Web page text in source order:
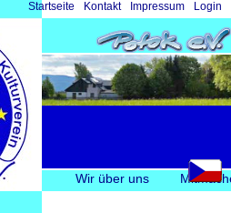
Navigation
überspringen
Wir über uns
Navigation
überspringen
Login
Impressum
Kontakt
Startseite